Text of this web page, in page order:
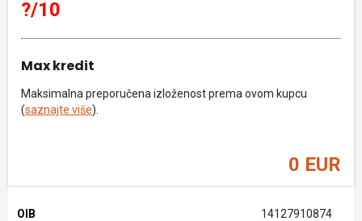
?/10
Max kredit
Maksimalna preporučena izloženost prema ovom kupcu
(saznajte više).
0 EUR
OIB 14127910874